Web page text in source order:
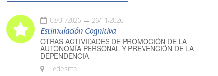
08/01/2026 26/11/2026
Estimulación Cognitiva
OTRAS ACTIVIDADES DE PROMOCIÓN DE LA
AUTONOMÍA PERSONAL Y PREVENCIÓN DE LA
DEPENDENCIA
Ledesma